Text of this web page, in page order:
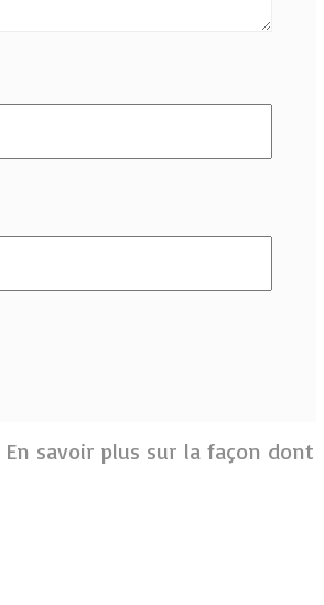
En savoir plus sur la façon dont